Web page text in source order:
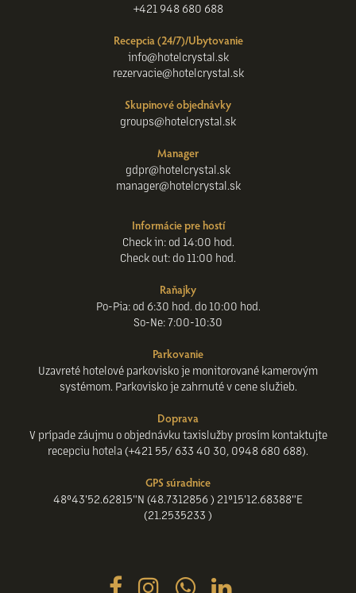
+421 948 680 688
Recepcia (24/7)/Ubytovanie
info@hotelcrystal.sk
rezervacie@hotelcrystal.sk
Skupinové objednávky
groups@hotelcrystal.sk
Manager
gdpr@hotelcrystal.sk
manager@hotelcrystal.sk
Informácie pre hostí
Check in: od 14:00 hod.
Check out: do 11:00 hod.
Raňajky
Po-Pia: od 6:30 hod. do 10:00 hod.
So-Ne: 7:00-10:30
Parkovanie
Uzavreté hotelové parkovisko je monitorované kamerovým
systémom. Parkovisko je zahrnuté v cene služieb.
Doprava
V prípade záujmu o objednávku taxislužby prosím kontaktujte
recepciu hotela (+421 55/ 633 40 30, 0948 680 688).
GPS súradnice
48°43'52.62815"N (48.7312856 ) 21°15'12.68388"E
(21.2535233 )